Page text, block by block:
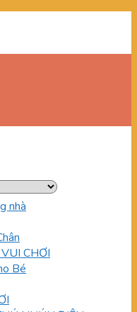
nhà
CHƠI
Bé